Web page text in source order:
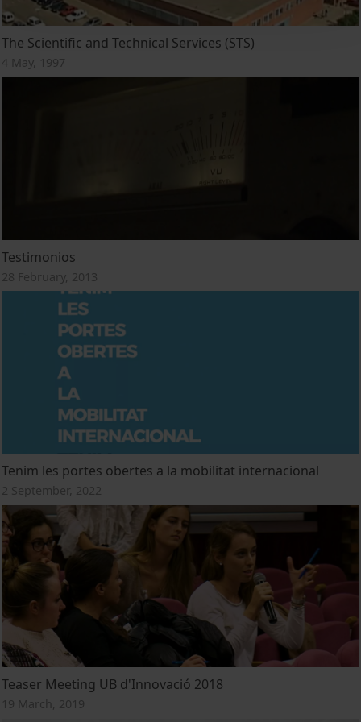
The Scientific and Technical Services (STS)
4 May, 1997
Testimonios
28 February, 2013
Tenim les portes obertes a la mobilitat internacional
2 September, 2022
Teaser Meeting UB d'Innovació 2018
19 March, 2019